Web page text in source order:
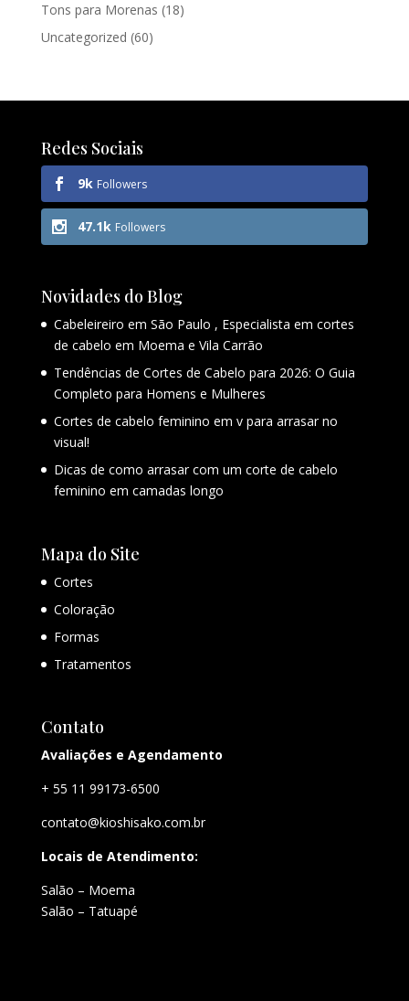
Tons para Morenas (18)
Uncategorized (60)
Redes Sociais
9k Followers
47.1k Followers
Novidades do Blog
Cabeleireiro em São Paulo , Especialista em cortes
de cabelo em Moema e Vila Carrão
Tendências de Cortes de Cabelo para 2026: O Guia
Completo para Homens e Mulheres
Cortes de cabelo feminino em v para arrasar no
visual!
Dicas de como arrasar com um corte de cabelo
feminino em camadas longo
Mapa do Site
Cortes
Coloração
Formas
Tratamentos
Contato
Avaliações e Agendamento
+ 55 11 99173-6500
contato@kioshisako.com.br
Locais de Atendimento:
Salão – Moema
Salão – Tatuapé